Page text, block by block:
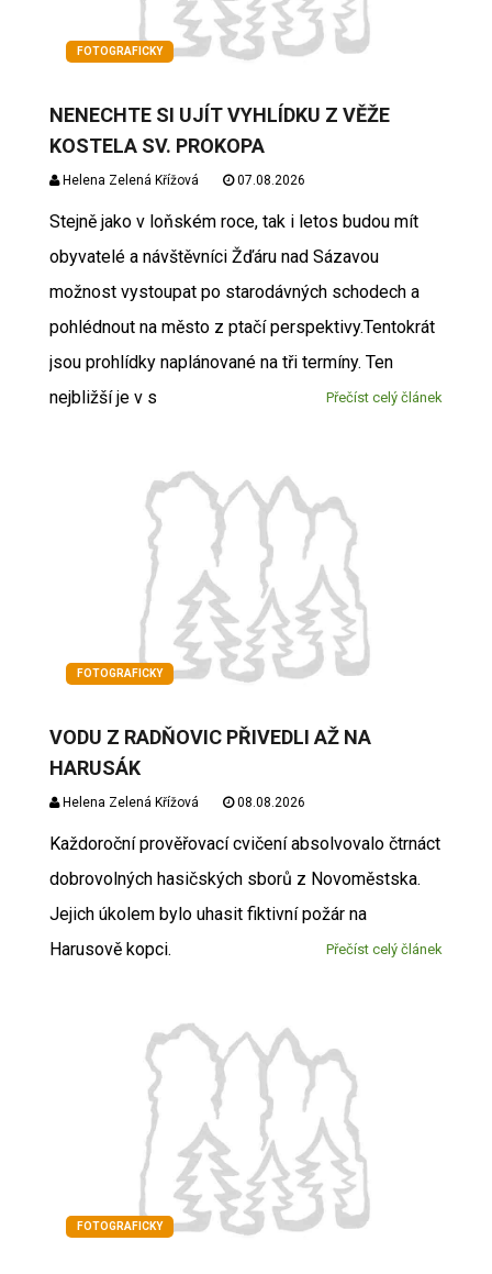
FOTOGRAFICKY
NENECHTE SI UJÍT VYHLÍDKU Z VĚŽE
KOSTELA SV. PROKOPA
Helena Zelená Křížová 07.08.2026
Stejně jako v loňském roce, tak i letos budou mít
obyvatelé a návštěvníci Žďáru nad Sázavou
možnost vystoupat po starodávných schodech a
pohlédnout na město z ptačí perspektivy.Tentokrát
jsou prohlídky naplánované na tři termíny. Ten
nejbližší je v s
Přečíst celý článek
FOTOGRAFICKY
VODU Z RADŇOVIC PŘIVEDLI AŽ NA
HARUSÁK
Helena Zelená Křížová 08.08.2026
Každoroční prověřovací cvičení absolvovalo čtrnáct
dobrovolných hasičských sborů z Novoměstska.
Jejich úkolem bylo uhasit fiktivní požár na
Harusově kopci.
Přečíst celý článek
FOTOGRAFICKY